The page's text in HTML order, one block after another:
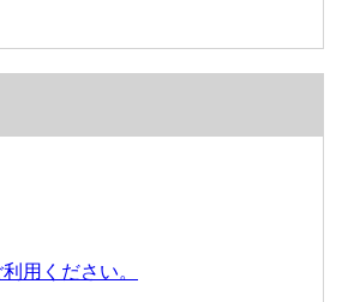
用ください。